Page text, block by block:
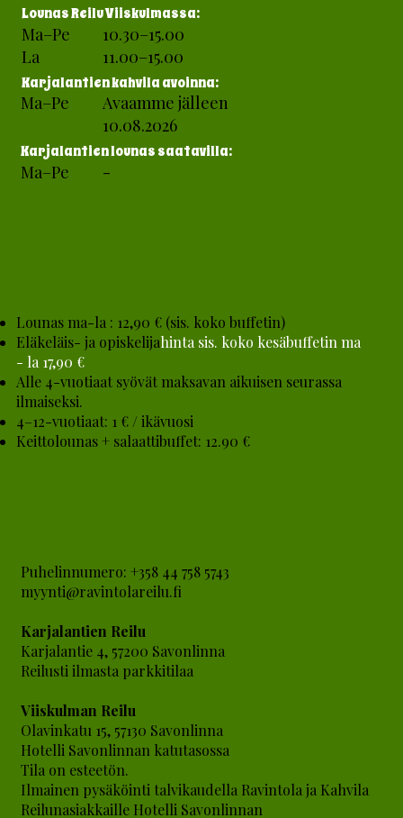
Lounas Reilu Viiskulmassa:
Ma–Pe
La
10.30–15.00
11.00–15.00
Karjalantien kahvila avoinna:
Ma–Pe
Avaamme jälleen
10.08.2026
Karjalantien lounas saatavilla:
Ma–Pe -
Lounas ma-la : 12,90 € (sis. koko buffetin)
Eläkeläis- ja opiskelijahinta sis. koko kesäbuffetin ma
- la 17,90 €
Alle 4-vuotiaat syövät maksavan aikuisen seurassa
ilmaiseksi.
4–12-vuotiaat: 1 € / ikävuosi
Keittolounas + salaattibuffet: 12.90 €
Puhelinnumero: +358 44 758 5743
myynti@ravintolareilu.fi
Karjalantien Reilu
Karjalantie 4, 57200 Savonlinna
Reilusti ilmasta parkkitilaa
Viiskulman Reilu
Olavinkatu 15, 57130 Savonlinna
Hotelli Savonlinnan katutasossa
Tila on esteetön.
Ilmainen pysäköinti talvikaudella Ravintola ja Kahvila
Reilunasiakkaille Hotelli Savonlinnan